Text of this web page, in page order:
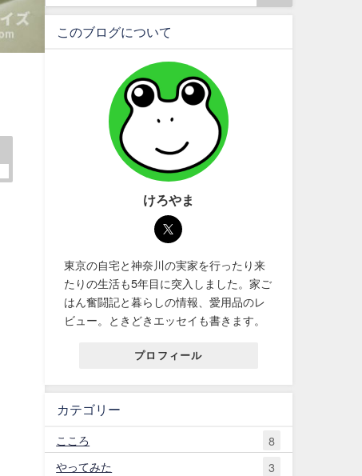
このブログについて
けろやま
東京の自宅と神奈川の実家を行ったり来
たりの生活も5年目に突入しました。家ご
はん奮闘記と暮らしの情報、愛用品のレ
ビュー。ときどきエッセイも書きます。
プロフィール
カテゴリー
こころ
8
やってみた
3